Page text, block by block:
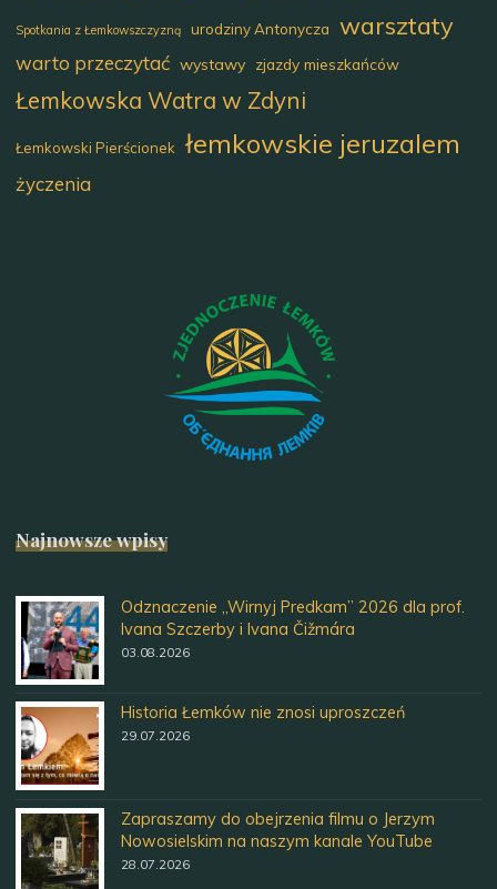
Spotkania z Łemkowszczyzną urodziny Antonycza warsztaty
warto przeczytać wystawy zjazdy mieszkańców
Łemkowska Watra w Zdyni
Łemkowski Pierścionek łemkowskie jeruzalem
życzenia
Najnowsze wpisy
Odznaczenie „Wirnyj Predkam” 2026 dla prof.
Ivana Szczerby i Ivana Čižmára
03.08.2026
Historia Łemków nie znosi uproszczeń
29.07.2026
Zapraszamy do obejrzenia filmu o Jerzym
Nowosielskim na naszym kanale YouTube
28.07.2026